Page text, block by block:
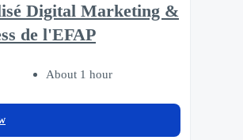
Digital Marketing &
de l'EFAP
About 1 hour